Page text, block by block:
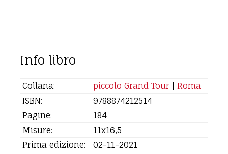
Info libro
Collana: piccolo Grand Tour
Roma
ISBN:
9788874212514
Pagine:
184
Misure:
11x16,5
Prima edizione:
02-11-2021